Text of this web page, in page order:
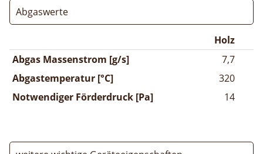
Abgaswerte
Holz
Abgas Massenstrom [g/s]
7,7
Abgastemperatur [°C]
320
Notwendiger Förderdruck [Pa]
14